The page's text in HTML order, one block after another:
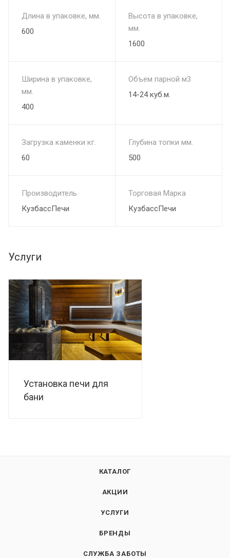
Длина в упаковке, мм.
600
Высота в упаковке,
мм.
1600
Ширина в упаковке,
мм.
400
Объем парной м3
14-24 куб.м.
Загрузка каменки кг.
60
Глубина топки мм.
500
Производитель
КузбассПечи
Торговая Марка
КузбассПечи
Услуги
Установка печи для
бани
КАТАЛОГ
АКЦИИ
УСЛУГИ
БРЕНДЫ
СЛУЖБА ЗАБОТЫ